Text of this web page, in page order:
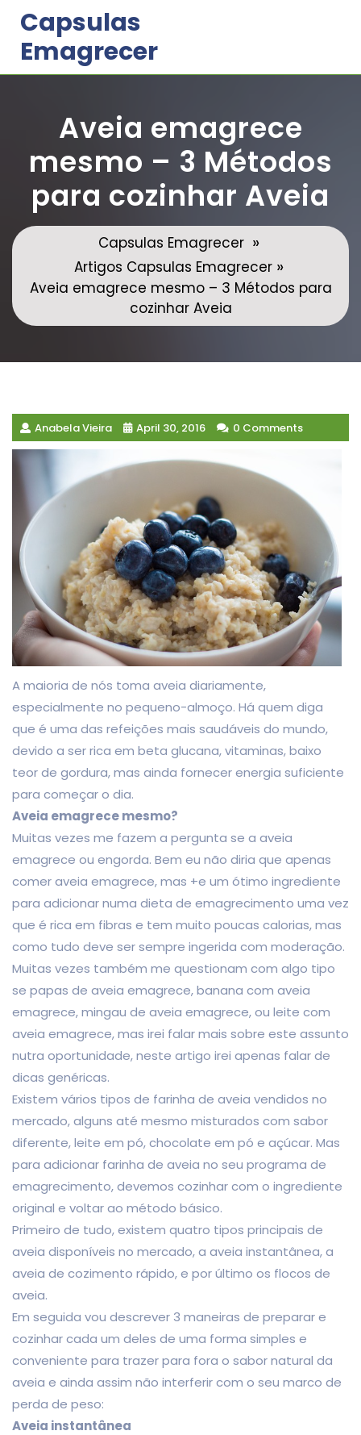
content
Capsulas
Emagrecer
Aveia emagrece
mesmo – 3 Métodos
para cozinhar Aveia
Capsulas Emagrecer»
Artigos Capsulas Emagrecer»
Aveia emagrece mesmo – 3 Métodos para
cozinhar Aveia
Anabela Vieira April 30, 2016 0 Comments
A maioria de nós toma aveia diariamente,
especialmente no pequeno-almoço. Há quem diga
que é uma das refeições mais saudáveis do mundo,
devido a ser rica em beta glucana, vitaminas, baixo
teor de gordura, mas ainda fornecer energia suficiente
para começar o dia.
Aveia emagrece mesmo?
Muitas vezes me fazem a pergunta se a aveia
emagrece ou engorda. Bem eu não diria que apenas
comer aveia emagrece, mas +e um ótimo ingrediente
para adicionar numa dieta de emagrecimento uma vez
que é rica em fibras e tem muito poucas calorias, mas
como tudo deve ser sempre ingerida com moderação.
Muitas vezes também me questionam com algo tipo
se papas de aveia emagrece, banana com aveia
emagrece, mingau de aveia emagrece, ou leite com
aveia emagrece, mas irei falar mais sobre este assunto
nutra oportunidade, neste artigo irei apenas falar de
dicas genéricas.
Existem vários tipos de farinha de aveia vendidos no
mercado, alguns até mesmo misturados com sabor
diferente, leite em pó, chocolate em pó e açúcar. Mas
para adicionar farinha de aveia no seu programa de
emagrecimento, devemos cozinhar com o ingrediente
original e voltar ao método básico.
Primeiro de tudo, existem quatro tipos principais de
aveia disponíveis no mercado, a aveia instantânea, a
aveia de cozimento rápido, e por último os flocos de
aveia.
Em seguida vou descrever 3 maneiras de preparar e
cozinhar cada um deles de uma forma simples e
conveniente para trazer para fora o sabor natural da
aveia e ainda assim não interferir com o seu marco de
perda de peso:
Aveia instantânea